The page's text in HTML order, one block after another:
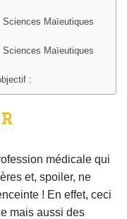
Sciences Maïeutiques
Sciences Maïeutiques
:
médicale qui
et, spoiler, ne
! En effet, ceci
mais aussi des